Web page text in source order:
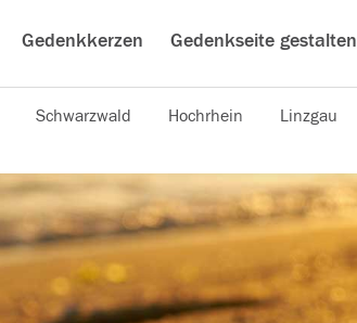
Gedenkkerzen Gedenkseite gestalten
Schwarzwald Hochrhein Linzgau